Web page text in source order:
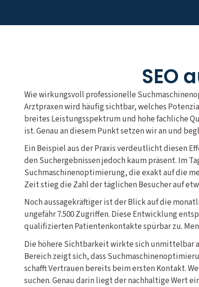
SEO
Wie wirkungsvoll professionelle
Arztpraxen wird häufig sichtbar, welches
breites Leistungsspektrum und hohe fachliche
ist. Genau an diesem Punkt setzen wir an und
Ein Beispiel aus der Praxis verdeutlicht diesen
den Suchergebnissen jedoch kaum präsent. Im
Suchmaschinenoptimierung, die exakt auf die
Zeit stieg die Zahl der täglichen Besucher auf
Noch aussagekräftiger ist der Blick auf die
ungefähr 7.500 Zugriffen. Diese Entwicklung
qualifizierten Patientenkontakte spürbar zu.
Die höhere Sichtbarkeit wirkte sich unmittelbar
Bereich zeigt sich, dass
schafft Vertrauen bereits beim ersten Kontakt.
suchen. Genau darin liegt der nachhaltige Wert